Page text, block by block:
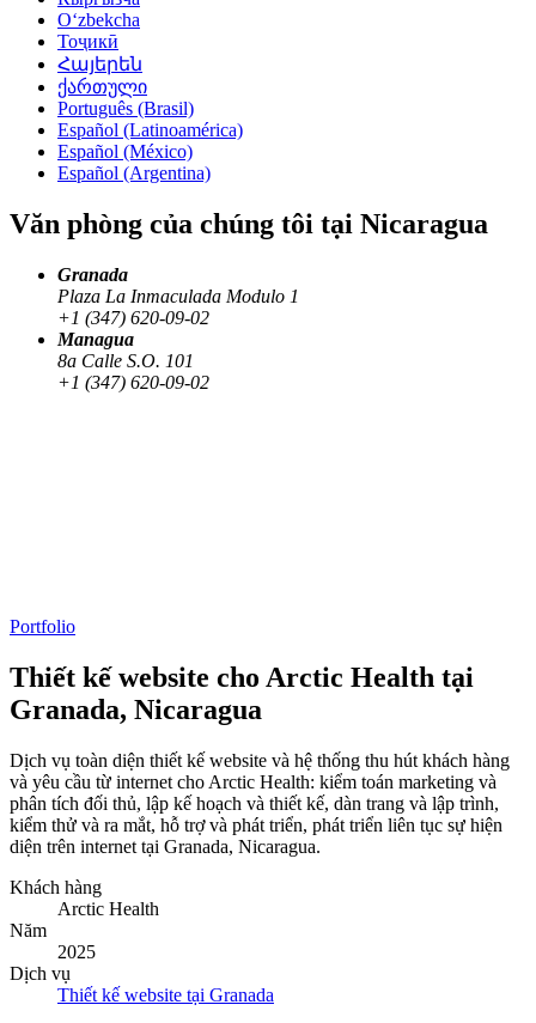
Oʻzbekcha
Тоҷикӣ
Հայերեն
ქართული
Português (Brasil)
Español (Latinoamérica)
Español (México)
Español (Argentina)
Văn phòng của chúng tôi tại Nicaragua
Granada
Plaza La Inmaculada Modulo 1
+1 (347) 620-09-02
Managua
8a Calle S.O. 101
+1 (347) 620-09-02
Portfolio
Thiết kế website cho Arctic Health tại
Granada, Nicaragua
Dịch vụ toàn diện thiết kế website và hệ thống thu hút khách hàng
và yêu cầu từ internet cho Arctic Health: kiểm toán marketing và
phân tích đối thủ, lập kế hoạch và thiết kế, dàn trang và lập trình,
kiểm thử và ra mắt, hỗ trợ và phát triển, phát triển liên tục sự hiện
diện trên internet tại Granada, Nicaragua.
Khách hàng
Arctic Health
Năm
2025
Dịch vụ
Thiết kế website tại Granada